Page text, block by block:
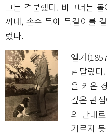
고는 격분했다. 바그너는
꺼내, 손수 목에 목걸이를
렀다.
엘가
남달랐다
을 키운
깊은 관
의 반대
기르지